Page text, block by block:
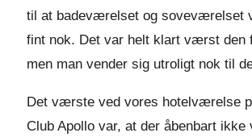
til at badeværelset og soveværelset
fint nok. Det var helt klart værst den
men man vender sig utroligt nok til
Det værste ved vores hotelværelse
Club Apollo var, at der åbenbart ikke